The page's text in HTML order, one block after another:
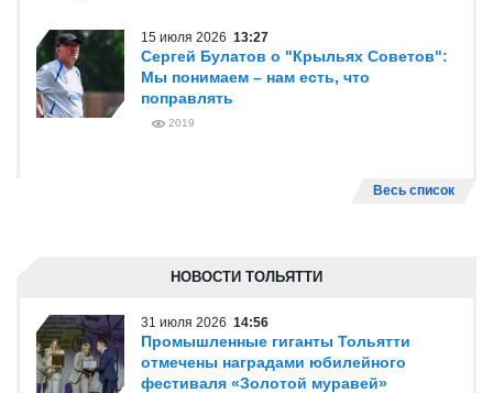
15 июля 2026 13:27
Сергей Булатов о "Крыльях Советов":
Мы понимаем – нам есть, что
поправлять
2019
Весь список
НОВОСТИ ТОЛЬЯТТИ
31 июля 2026 14:56
Промышленные гиганты Тольятти
отмечены наградами юбилейного
фестиваля «Золотой муравей»